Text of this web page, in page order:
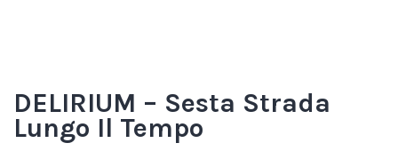
DELIRIUM – Sesta Strada
Lungo Il Tempo